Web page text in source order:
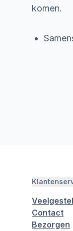
komen.
Contact
Bezorgen